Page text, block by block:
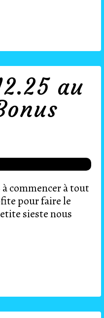
au
à commencer à tout
pour faire le
sieste nous